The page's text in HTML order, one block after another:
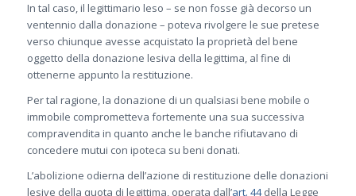
In tal caso, il legittimario leso – se non fosse già decorso un
ventennio dalla donazione – poteva rivolgere le sue pretese
verso chiunque avesse acquistato la proprietà del bene
oggetto della donazione lesiva della legittima, al fine di
ottenerne appunto la restituzione.
Per tal ragione, la donazione di un qualsiasi bene mobile o
immobile comprometteva fortemente una sua successiva
compravendita in quanto anche le banche rifiutavano di
concedere mutui con ipoteca su beni donati.
L’abolizione odierna dell’azione di restituzione delle donazioni
lesive della quota di legittima, operata dall’art. 44della Legge